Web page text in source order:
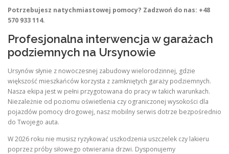
Potrzebujesz natychmiastowej pomocy? Zadzwoń do nas: +48
570 933 114.
Profesjonalna interwencja w garażach
podziemnych na Ursynowie
Ursynów słynie z nowoczesnej zabudowy wielorodzinnej, gdzie
większość mieszkańców korzysta z zamkniętych garaży podziemnych.
Nasza ekipa jest w pełni przygotowana do pracy w takich warunkach.
Niezależnie od poziomu oświetlenia czy ograniczonej wysokości dla
pojazdów pomocy drogowej, nasz mobilny serwis dotrze bezpośrednio
do Twojego auta.
W 2026 roku nie musisz ryzykować uszkodzenia uszczelek czy lakieru
poprzez próby siłowego otwierania drzwi. Dysponujemy